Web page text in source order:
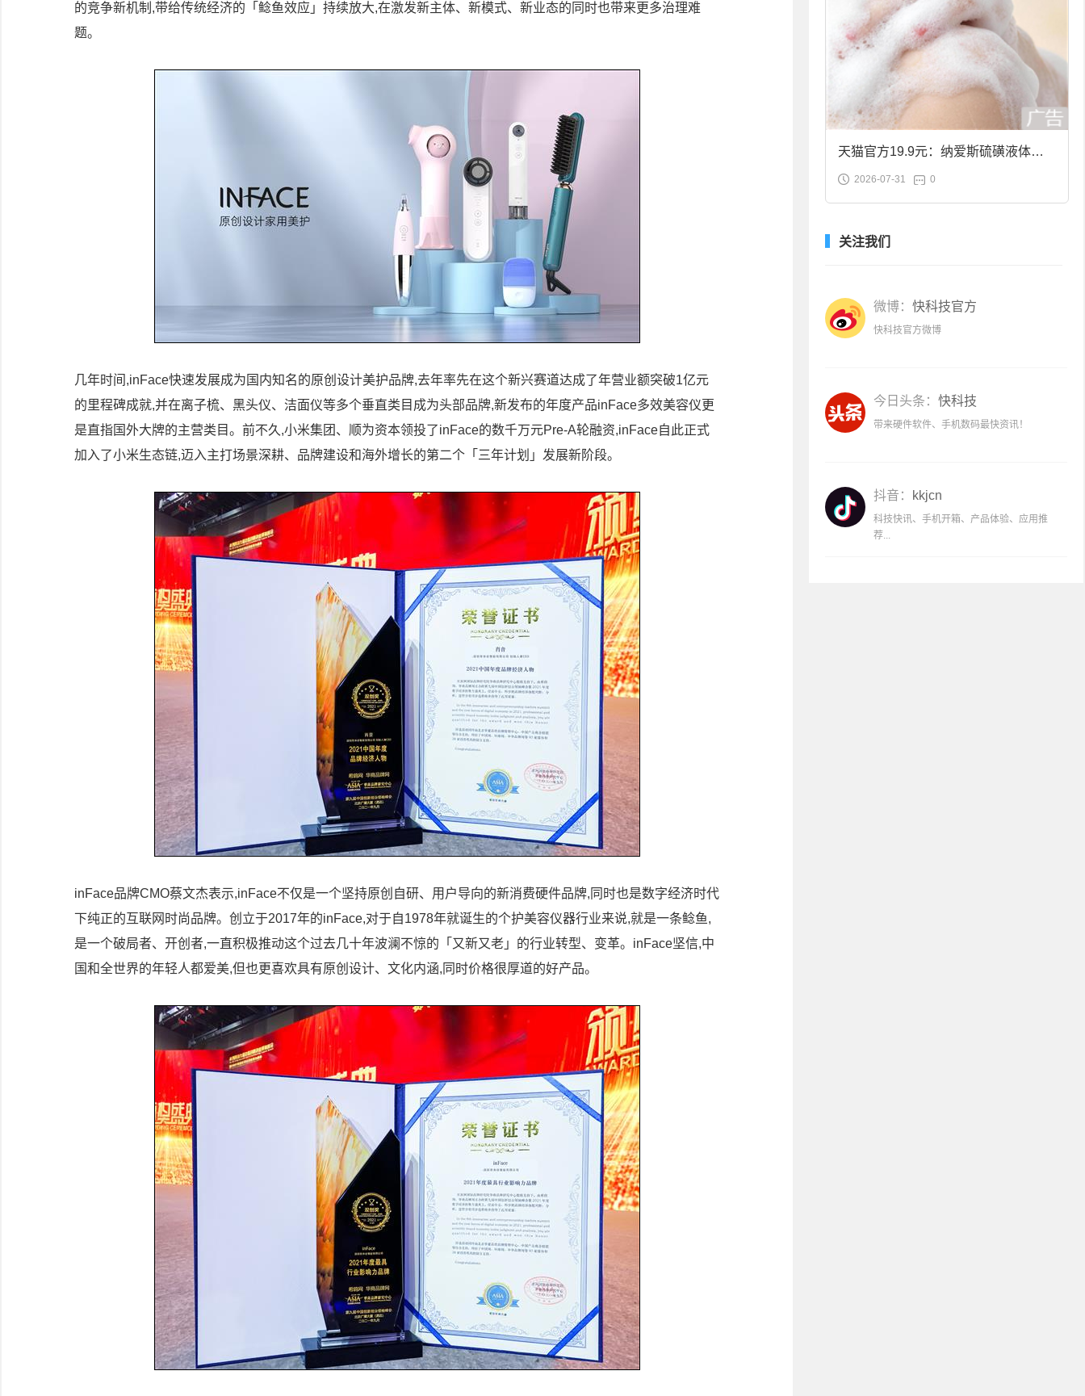
的竞争新机制,带给传统经济的「鲶鱼效应」持续放大,在激发新主体、新模式、新业态的同时也带来更多治理难
题。
几年时间,inFace快速发展成为国内知名的原创设计美护品牌,去年率先在这个新兴赛道达成了年营业额突破1亿元
的里程碑成就,并在离子梳、黑头仪、洁面仪等多个垂直类目成为头部品牌,新发布的年度产品inFace多效美容仪更
是直指国外大牌的主营类目。前不久,小米集团、顺为资本领投了inFace的数千万元Pre-A轮融资,inFace自此正式
加入了小米生态链,迈入主打场景深耕、品牌建设和海外增长的第二个「三年计划」发展新阶段。
inFace品牌CMO蔡文杰表示,inFace不仅是一个坚持原创自研、用户导向的新消费硬件品牌,同时也是数字经济时代
下纯正的互联网时尚品牌。创立于2017年的inFace,对于自1978年就诞生的个护美容仪器行业来说,就是一条鲶鱼,
是一个破局者、开创者,一直积极推动这个过去几十年波澜不惊的「又新又老」的行业转型、变革。inFace坚信,中
国和全世界的年轻人都爱美,但也更喜欢具有原创设计、文化内涵,同时价格很厚道的好产品。
天猫官方19.9元：纳爱斯硫磺液体香
皂2斤大促
2026-07-31 0
关注我们
微博： 快科技官方
快科技官方微博
今日头条： 快科技
带来硬件软件、手机数码最快资讯！
抖音： kkjcn
科技快讯、手机开箱、产品体验、应用推
荐...